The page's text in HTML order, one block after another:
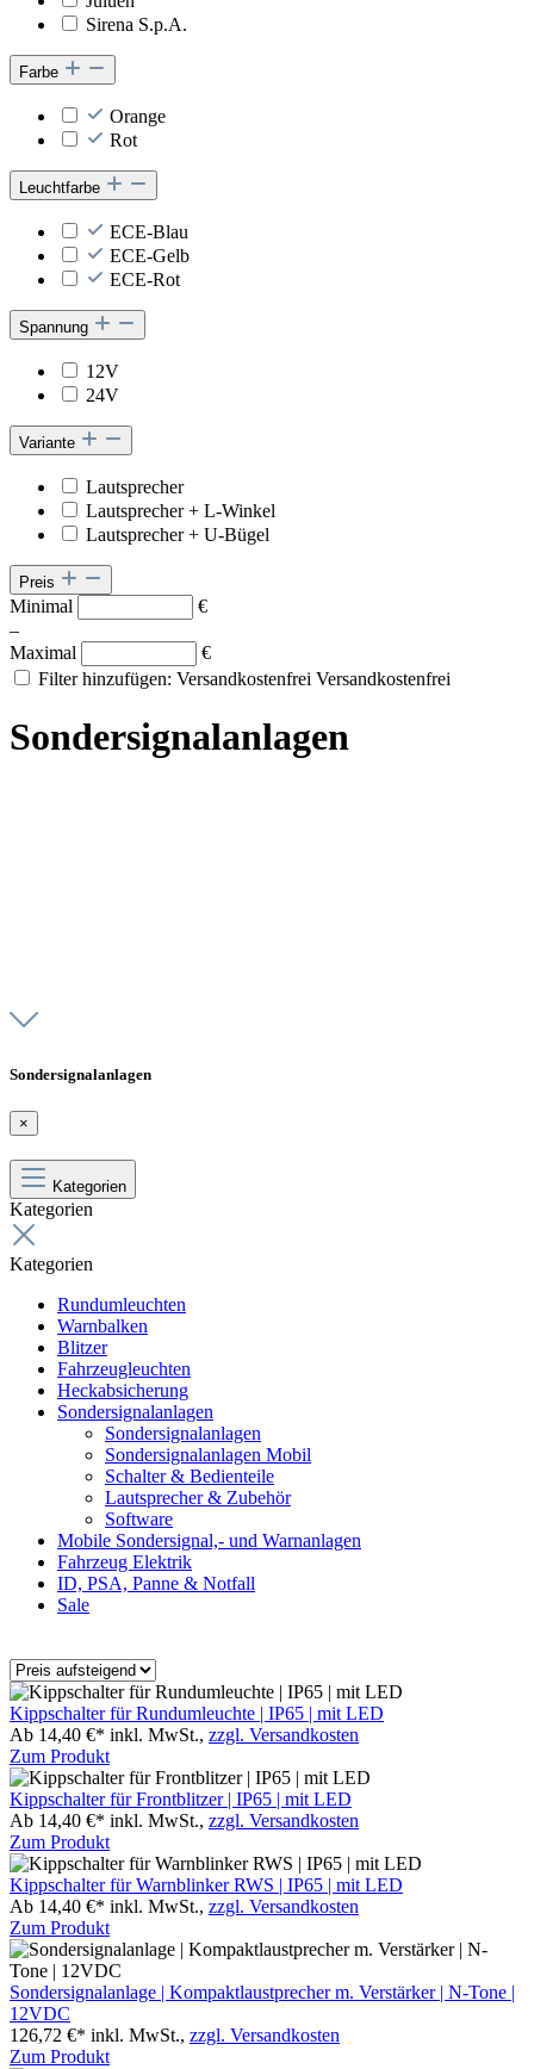
Sirena S.p.A.
Farbe
Orange
Rot
Leuchtfarbe
ECE-Blau
ECE-Gelb
ECE-Rot
Spannung
12V
24V
Variante
Lautsprecher
Lautsprecher + L-Winkel
Lautsprecher + U-Bügel
Preis
Minimal
€
–
Maximal
€
Filter hinzufügen: Versandkostenfrei Versandkostenfrei
Sondersignalanlagen
Sondersignalanlagen
×
Kategorien
Kategorien
Kategorien
Rundumleuchten
Warnbalken
Blitzer
Fahrzeugleuchten
Heckabsicherung
Sondersignalanlagen
Sondersignalanlagen
Sondersignalanlagen Mobil
Schalter & Bedienteile
Lautsprecher & Zubehör
Software
Mobile Sondersignal,- und Warnanlagen
Fahrzeug Elektrik
ID, PSA, Panne & Notfall
Sale
Kippschalter für Rundumleuchte | IP65 | mit LED
Ab 14,40 €* inkl. MwSt., zzgl. Versandkosten
Zum Produkt
Kippschalter für Frontblitzer | IP65 | mit LED
Ab 14,40 €* inkl. MwSt., zzgl. Versandkosten
Zum Produkt
Kippschalter für Warnblinker RWS | IP65 | mit LED
Ab 14,40 €* inkl. MwSt., zzgl. Versandkosten
Zum Produkt
Sondersignalanlage | Kompaktlaustprecher m. Verstärker | N-Tone |
12VDC
126,72 €* inkl. MwSt., zzgl. Versandkosten
Zum Produkt